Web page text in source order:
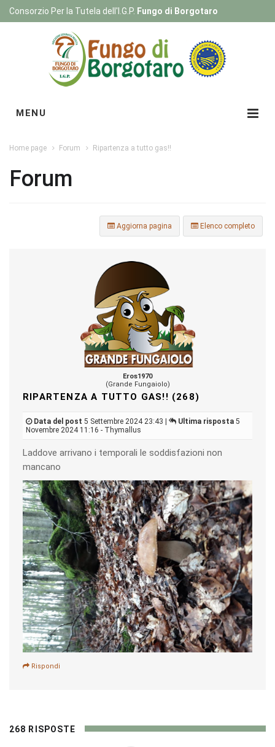
Consorzio Per la Tutela dell'I.G.P. Fungo di Borgotaro
MENU
Home page Forum Ripartenza a tutto gas!!
Forum
Elenco completo
Aggiorna pagina
Eros1970
(Grande Fungaiolo)
RIPARTENZA A TUTTO GAS!! (268)
Data del post 5 Settembre 2024 23:43 | Ultima risposta 5
Novembre 2024 11:16 - Thymallus
Laddove arrivano i temporali le soddisfazioni non
mancano
Rispondi
268 RISPOSTE